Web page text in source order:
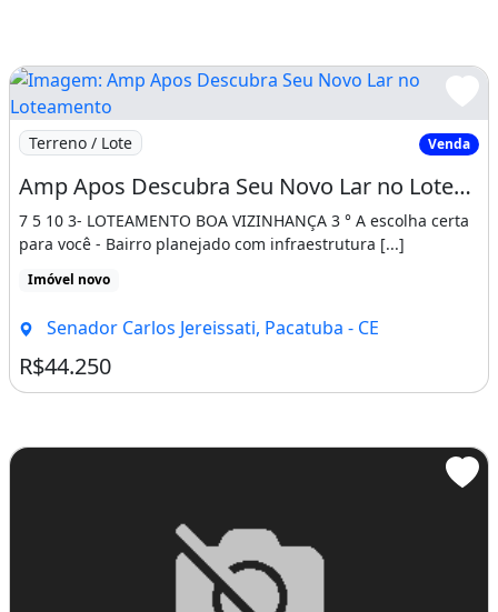
Imagem: Amp Apos Descubra Seu Novo Lar no
Terreno / Lote Venda
Amp Apos Descubra Seu Novo Lar no Loteamento Jereissati 3 em Pacatuba!2 7 5 10 3
7 5 10 3- LOTEAMENTO BOA VIZINHANÇA 3 ° A escolha certa
para você - Bairro planejado com infraestrutura [...]
Imóvel novo
Senador Carlos Jereissati, Pacatuba - CE
R$44.250